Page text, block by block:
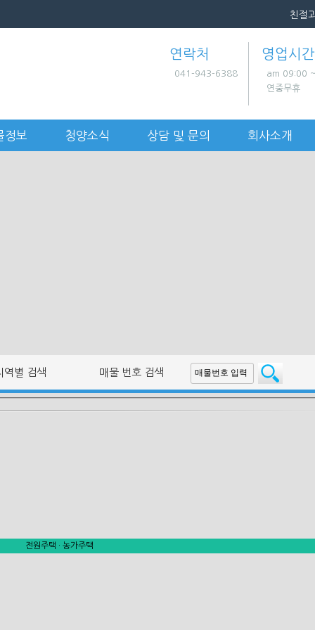
친절
연락처
041-943-6388
영업시간
am 09:00
연중무휴
정보 청양소식 상담 및 문의 회사소개
역별 검색 매물 번호 검색
전원주택 · 농가주택